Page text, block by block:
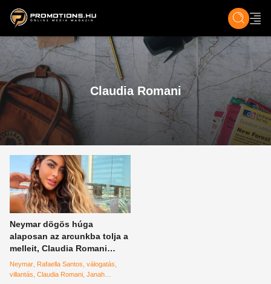
ZENE, FILM & KULT ÉLET TECH &
Claudia Romani
Neymar dögös húga
alaposan az arcunkba tolja a
melleit, Claudia Romani
pedig a popsijával hódít –
válogatás
Neymar Rafaella Santos válogatás
villantás Claudia Romani Janah